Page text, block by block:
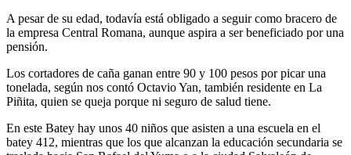
A pesar de su edad, todavía está obligado a seguir como bracero de
la empresa Central Romana, aunque aspira a ser beneficiado por una
pensión.
Los cortadores de caña ganan entre 90 y 100 pesos por picar una
tonelada, según nos contó Octavio Yan, también residente en La
Piñita, quien se queja porque ni seguro de salud tiene.
En este Batey hay unos 40 niños que asisten a una escuela en el
batey 412, mientras que los que alcanzan la educación secundaria se